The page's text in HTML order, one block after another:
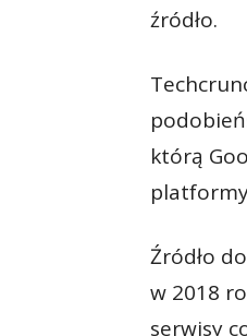
źródło.
którą
Źródło
w 2018
serwisy